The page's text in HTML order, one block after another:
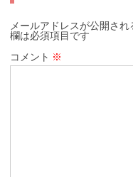
メールアドレスが公開され
欄は必須項目です
コメント ※